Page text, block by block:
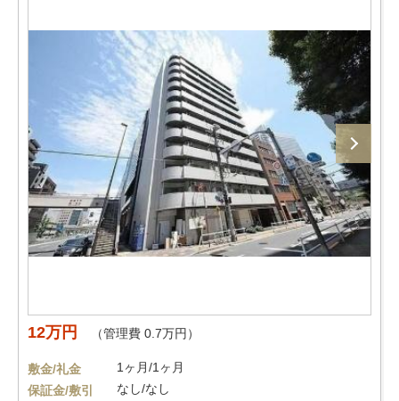
12万円 （管理費 0.7万円）
敷金/礼金
1ヶ月/1ヶ月
保証金/敷引
なし/なし